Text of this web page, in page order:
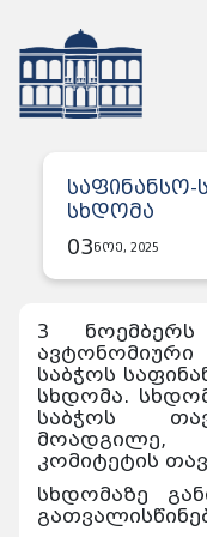
საფინანსო-
სხდომა
03ნოე, 2025
3 ნოემბერს
საბჭოს
სხდომა.
საბჭოს
მოადგილე,
კომიტეტის
სხდომაზე